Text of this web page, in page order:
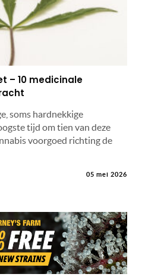
– 10 medicinale
soms hardnekkige
tijd om tien van deze
voorgoed richting de
05 mei 2026